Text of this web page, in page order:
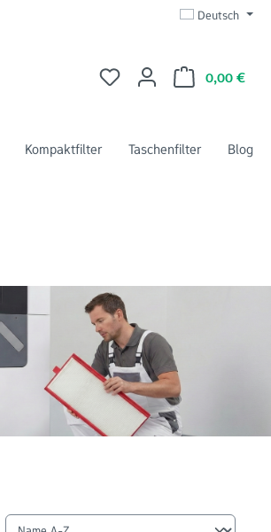
Deutsch
Du hast 0 Produkte auf dem
0,00 €
Kompaktfilter Taschenfilter Blog